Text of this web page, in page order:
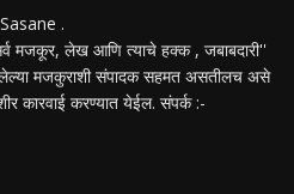
.
मजकूर, लेख आणि त्याचे हक्क , जबाबदारी''
मजकुराशी संपादक सहमत असतीलच असे
कारवाई करण्यात येईल. संपर्क :-